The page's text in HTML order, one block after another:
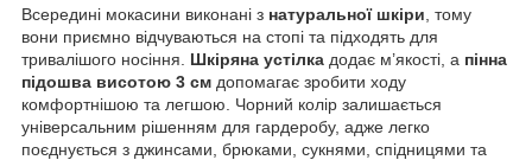
Всередині мокасини виконані з натуральної шкіри , тому
вони приємно відчуваються на стопі та підходять для
тривалішого носіння. Шкіряна устілка додає м’якості, а пінна
підошва висотою 3 см допомагає зробити ходу
комфортнішою та легшою. Чорний колір залишається
універсальним рішенням для гардеробу, адже легко
поєднується з джинсами, брюками, сукнями, спідницями та